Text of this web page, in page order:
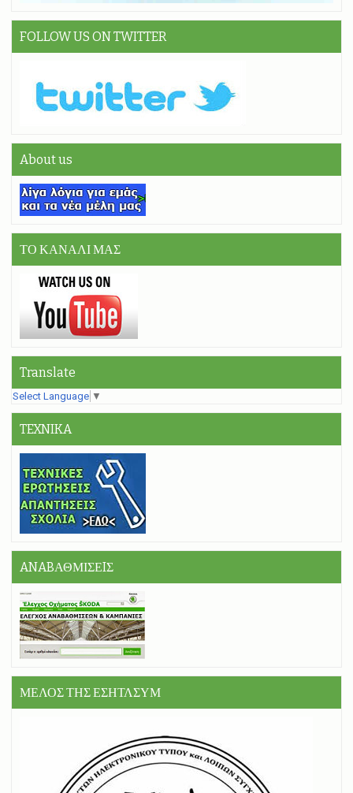
FOLLOW US ON TWITTER
About us
ΤΟ ΚΑΝΑΛΙ ΜΑΣ
Translate
Select Language ▼
TEXNIKA
ANABΑΘΜΙΣΕIΣ
ΜΕΛΟΣ ΤΗΣ ΕΣΗΤΛΣΥΜ